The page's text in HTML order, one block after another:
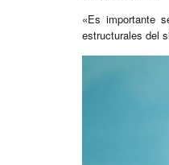
«Es importante
estructurales del